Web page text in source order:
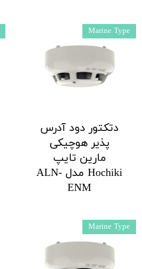
دتکتور دود آدرس
پذیر هوچیکی
مارین تایپ
Hochiki مدل ALN-
ENM
Marine Type
Marine Type